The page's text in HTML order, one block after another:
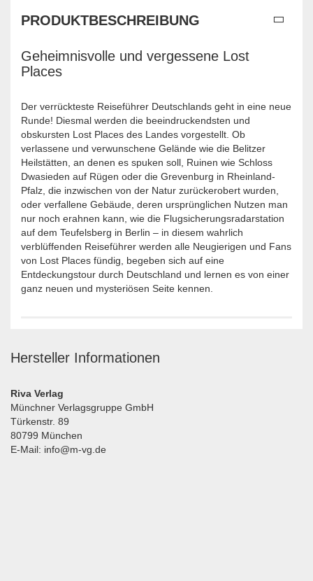
PRODUKTBESCHREIBUNG
Geheimnisvolle und vergessene Lost
Places
Der verrückteste Reiseführer Deutschlands geht in eine neue
Runde! Diesmal werden die beeindruckendsten und
obskursten Lost Places des Landes vorgestellt. Ob
verlassene und verwunschene Gelände wie die Belitzer
Heilstätten, an denen es spuken soll, Ruinen wie Schloss
Dwasieden auf Rügen oder die Grevenburg in Rheinland-
Pfalz, die inzwischen von der Natur zurückerobert wurden,
oder verfallene Gebäude, deren ursprünglichen Nutzen man
nur noch erahnen kann, wie die Flugsicherungsradarstation
auf dem Teufelsberg in Berlin – in diesem wahrlich
verblüffenden Reiseführer werden alle Neugierigen und Fans
von Lost Places fündig, begeben sich auf eine
Entdeckungstour durch Deutschland und lernen es von einer
ganz neuen und mysteriösen Seite kennen.
Hersteller Informationen
Riva Verlag
Münchner Verlagsgruppe GmbH
Türkenstr. 89
80799 München
E-Mail: info@m-vg.de